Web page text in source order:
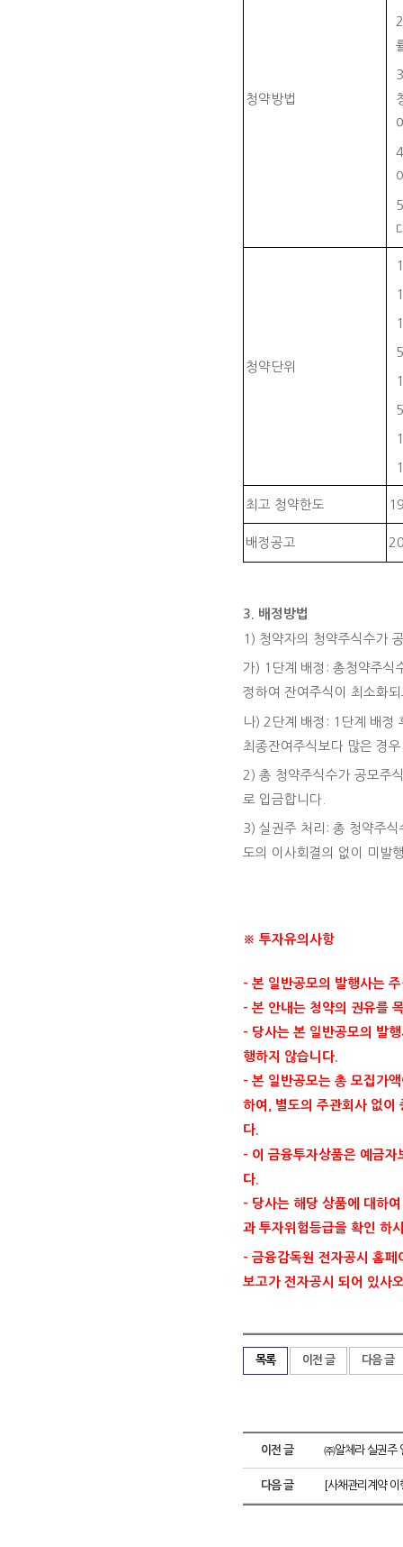
청약방법
청약단위
최고 청약한도
배정공고
3. 배정방법
1) 청약자의 청약주식수가
가) 1단계 배정: 총청약주식
정하여 잔여주식이 최소화
나) 2단계 배정: 1단계 배정
최종잔여주식보다 많은 경
2) 총 청약주식수가 공모주
로 입금합니다.
3) 실권주 처리: 총 청약주
도의 이사회결의 없이 미발
※ 투자유의사항
- 본 일반공모의 발행사는
- 본 안내는 청약의 권유를
- 당사는 본 일반공모의 발
행하지 않습니다.
- 본 일반공모는 총 모집가
하여, 별도의 주관회사 없이
다.
- 이 금융투자상품은 예금자
다.
- 당사는 해당 상품에 대하
과 투자위험등급을 확인 하
- 금융감독원 전자공시 홈
보고가 전자공시 되어 있사
목록 이전 글 다음 글
이전 글 ㈜알체라 실권주
다음 글 [사채관리계약